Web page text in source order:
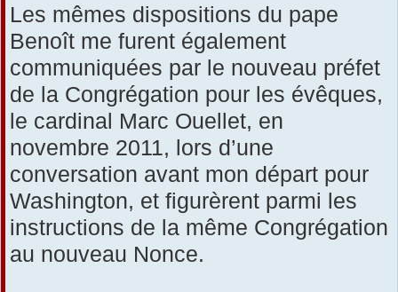
Les mêmes dispositions du pape
Benoît me furent également
communiquées par le nouveau préfet
de la Congrégation pour les évêques,
le cardinal Marc Ouellet, en
novembre 2011, lors d’une
conversation avant mon départ pour
Washington, et figurèrent parmi les
instructions de la même Congrégation
au nouveau Nonce.